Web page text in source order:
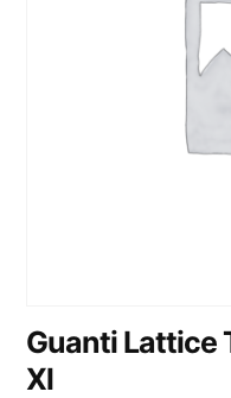
Guanti Lattice
Xl